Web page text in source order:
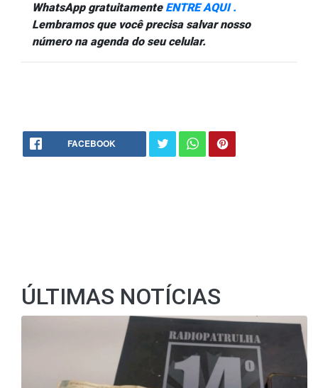
WhatsApp gratuitamente ENTRE AQUI .
Lembramos que você precisa salvar nosso
número na agenda do seu celular.
FACEBOOK
ÚLTIMAS NOTÍCIAS